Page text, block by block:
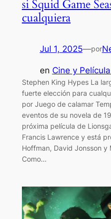
si Squid Game
cualquiera
Jul 1, 2025—por
en Cine y
Stephen King Hypes La
fuerte elección para
por Juego de calamar
eventos de su novela de
próxima película de
Francis Lawrence y está
Hoffman, David Jonsson y
Como…